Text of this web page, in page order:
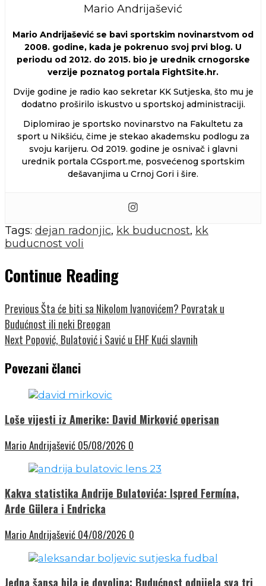
Mario Andrijašević
Mario Andrijašević se bavi sportskim novinarstvom od
2008. godine, kada je pokrenuo svoj prvi blog. U
periodu od 2012. do 2015. bio je urednik crnogorske
verzije poznatog portala FightSite.hr.
Dvije godine je radio kao sekretar KK Sutjeska, što mu je
dodatno proširilo iskustvo u sportskoj administraciji.
Diplomirao je sportsko novinarstvo na Fakultetu za
sport u Nikšiću, čime je stekao akademsku podlogu za
svoju karijeru. Od 2019. godine je osnivač i glavni
urednik portala CGsport.me, posvećenog sportskim
dešavanjima u Crnoj Gori i šire.
Tags: dejan radonjic, kk buducnost, kk
buducnost voli
Continue Reading
PreviousŠta će biti sa Nikolom Ivanovićem? Povratak u
Budućnost ili neki Breogan
Next Popović, Bulatović i Savić u EHF Kući slavnih
Povezani članci
Loše vijesti iz Amerike: David Mirković operisan
Mario Andrijašević 05/08/2026 0
Kakva statistika Andrije Bulatovića: Ispred Fermína,
Arde Gülera i Endricka
Mario Andrijašević 04/08/2026 0
Jedna šansa bila je dovoljna: Budućnost odnijela sva tri